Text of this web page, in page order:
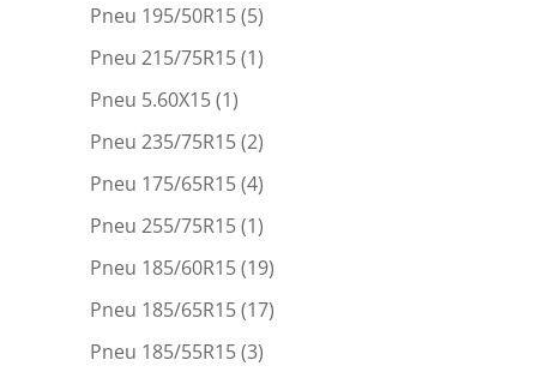
Pneu 195/50R15(5)
Pneu 215/75R15(1)
Pneu 5.60X15(1)
Pneu 235/75R15(2)
Pneu 175/65R15(4)
Pneu 255/75R15(1)
Pneu 185/60R15(19)
Pneu 185/65R15(17)
Pneu 185/55R15(3)